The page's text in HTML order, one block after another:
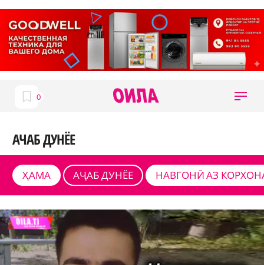
АЧАБ ДУНЁЕ
ҲАМА АҶАБ ДУНЁЕ НАВГОНӢ АЗ